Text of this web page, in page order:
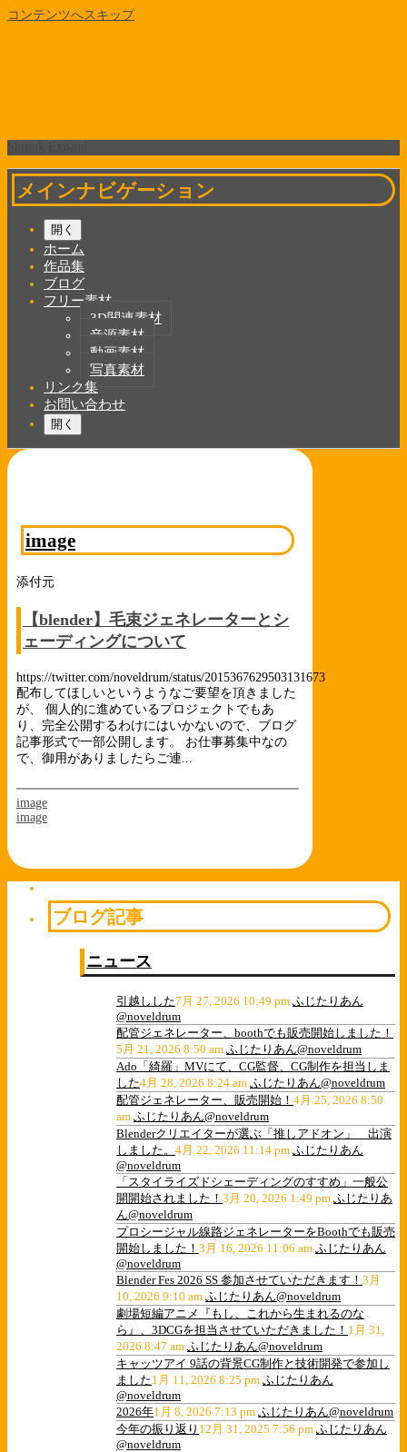
コンテンツへスキップ
メインナビゲーション
開く
ホーム
作品集
ブログ
フリー素材
3D関連素材
音源素材
動画素材
写真素材
リンク集
お問い合わせ
開く
image
添付元
【blender】毛束ジェネレーターとシ
ェーディングについて
https://twitter.com/noveldrum/status/2015367629503131673
配布してほしいというようなご要望を頂きました
が、 個人的に進めているプロジェクトでもあ
り、完全公開するわけにはいかないので、ブログ
記事形式で一部公開します。 お仕事募集中なの
で、御用がありましたらご連...
image
image
ブログ記事
ニュース
引越しした7月 27, 2026 10:49 pm ふじたりあん
@noveldrum
配管ジェネレーター、boothでも販売開始しました！
5月 21, 2026 8:50 am ふじたりあん@noveldrum
Ado「綺羅」MVにて、CG監督、CG制作を担当しま
した4月 28, 2026 8:24 am ふじたりあん@noveldrum
配管ジェネレーター、販売開始！ 4月 25, 2026 8:50
am ふじたりあん@noveldrum
Blenderクリエイターが選ぶ「推しアドオン」 出演
しました。 4月 22, 2026 11:14 pm ふじたりあん
@noveldrum
「スタイライズドシェーディングのすすめ」一般公
開開始されました！ 3月 20, 2026 1:49 pm ふじたりあ
ん@noveldrum
プロシージャル線路ジェネレーターをBoothでも販売
開始しました！ 3月 16, 2026 11:06 am ふじたりあん
@noveldrum
Blender Fes 2026 SS 参加させていただきます！ 3月
10, 2026 9:10 am ふじたりあん@noveldrum
劇場短編アニメ『もし、これから生まれるのな
ら』、3DCGを担当させていただきました！ 1月 31,
2026 8:47 am ふじたりあん@noveldrum
キャッツアイ 9話の背景CG制作と技術開発で参加し
ました1月 11, 2026 8:25 pm ふじたりあん
@noveldrum
2026年1月 8, 2026 7:13 pm ふじたりあん@noveldrum
今年の振り返り 12月 31, 2025 7:56 pm ふじたりあん
@noveldrum